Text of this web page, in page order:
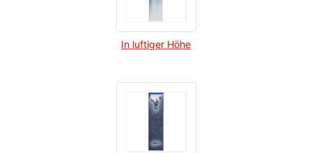
In luftiger Höhe